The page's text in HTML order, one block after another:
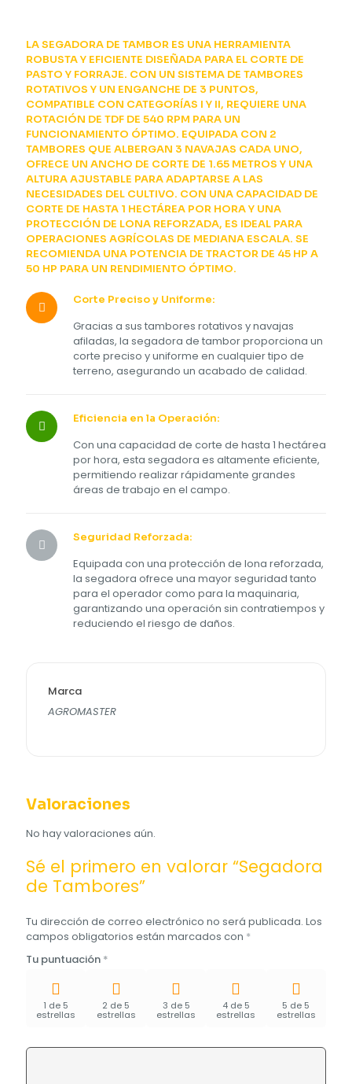
LA SEGADORA DE TAMBOR ES UNA HERRAMIENTA
ROBUSTA Y EFICIENTE DISEÑADA PARA EL CORTE DE
PASTO Y FORRAJE. CON UN SISTEMA DE TAMBORES
ROTATIVOS Y UN ENGANCHE DE 3 PUNTOS,
COMPATIBLE CON CATEGORÍAS I Y II, REQUIERE UNA
ROTACIÓN DE TDF DE 540 RPM PARA UN
FUNCIONAMIENTO ÓPTIMO. EQUIPADA CON 2
TAMBORES QUE ALBERGAN 3 NAVAJAS CADA UNO,
OFRECE UN ANCHO DE CORTE DE 1.65 METROS Y UNA
ALTURA AJUSTABLE PARA ADAPTARSE A LAS
NECESIDADES DEL CULTIVO. CON UNA CAPACIDAD DE
CORTE DE HASTA 1 HECTÁREA POR HORA Y UNA
PROTECCIÓN DE LONA REFORZADA, ES IDEAL PARA
OPERACIONES AGRÍCOLAS DE MEDIANA ESCALA. SE
RECOMIENDA UNA POTENCIA DE TRACTOR DE 45 HP A
50 HP PARA UN RENDIMIENTO ÓPTIMO.
Corte Preciso y Uniforme:
Gracias a sus tambores rotativos y navajas
afiladas, la segadora de tambor proporciona un
corte preciso y uniforme en cualquier tipo de
terreno, asegurando un acabado de calidad.
Eficiencia en la Operación:
Con una capacidad de corte de hasta 1 hectárea
por hora, esta segadora es altamente eficiente,
permitiendo realizar rápidamente grandes
áreas de trabajo en el campo.
Seguridad Reforzada:
Equipada con una protección de lona reforzada,
la segadora ofrece una mayor seguridad tanto
para el operador como para la maquinaria,
garantizando una operación sin contratiempos y
reduciendo el riesgo de daños.
Marca
AGROMASTER
Valoraciones
No hay valoraciones aún.
Sé el primero en valorar “Segadora
de Tambores”
Tu dirección de correo electrónico no será publicada. Los
campos obligatorios están marcados con *
Tu puntuación *
1 de 5
estrellas
2 de 5
estrellas
3 de 5
estrellas
4 de 5
estrellas
5 de 5
estrellas